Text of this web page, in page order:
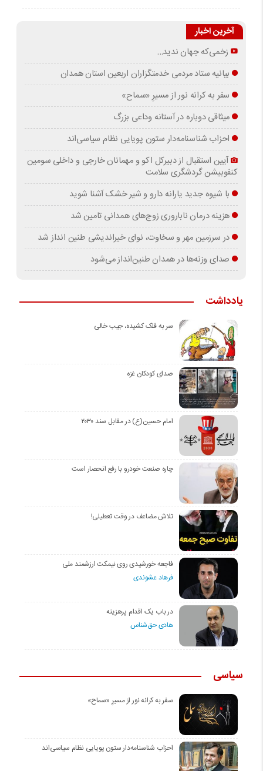
آخرین اخبار
زخمی‌که جهان ندید…
بیانیه ستاد مردمی خدمتگزاران اربعین استان همدان
سفر به کرانه‌ نور از مسیرِ «سماح»
میثاقی دوباره در آستانه‌ وداعی بزرگ
احزاب شناسنامه‌دار ستون پویایی نظام سیاسی‌اند
آیین استقبال از دبیرکل اکو و مهمانان خارجی و داخلی سومین
کنفوبیشن گردشگری سلامت
با شیوه جدید یارانه دارو و شیر خشک آشنا شوید
هزینه درمان ناباروری زوج‌های همدانی تامین شد
در سرزمین مهر و سخاوت، نوای خیراندیشی طنین انداز شد
صدای وزنه‌ها در همدان طنین‌انداز می‌شود
یادداشت
سر به فلک کشیده، جیب خالی
صدای کودکان غزه
امام حسین(ع) در مقابل سند ۲۰۳۰
چاره صنعت خودرو با رفع انحصار است
تلاش مضاعف در وقت تعطیلی!
فاجعه خورشیدی روی نیمکت ارزشمند ملی
فرهاد عشوندی
در باب یک اقدام پرهزینه
هادی حق‌شناس
سیاسی
سفر به کرانه‌ نور از مسیرِ «سماح»
احزاب شناسنامه‌دار ستون پویایی نظام سیاسی‌اند